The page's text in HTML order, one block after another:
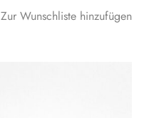
Zur Wunschliste hinzufügen